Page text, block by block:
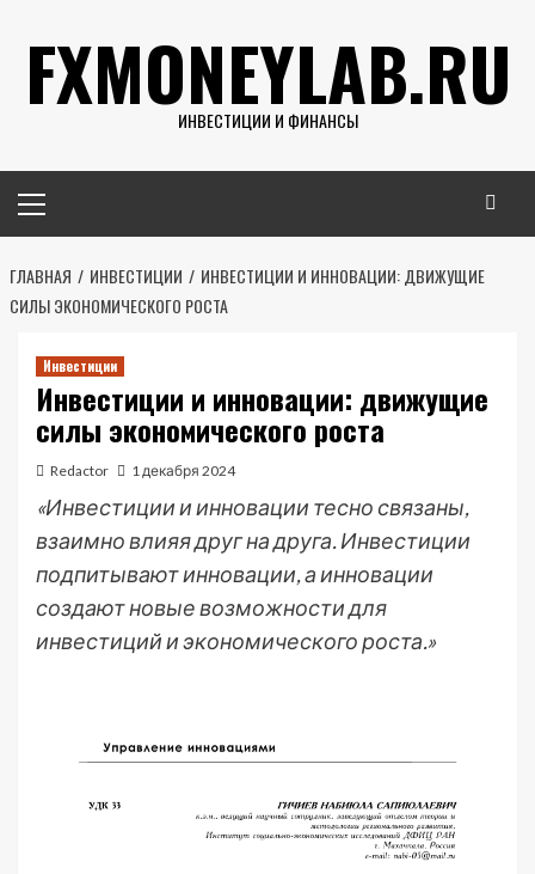
содержимому
FXMONEYLAB.RU
ИНВЕСТИЦИИ И ФИНАНСЫ
меню
ГЛАВНАЯ ИНВЕСТИЦИИ
ИНВЕСТИЦИИ И ИННОВАЦИИ: ДВИЖУЩИЕ
СИЛЫ ЭКОНОМИЧЕСКОГО РОСТА
Инвестиции
Инвестиции и инновации: движущие
силы экономического роста
Redactor 1 декабря 2024
«Инвестиции и инновации тесно связаны,
взаимно влияя друг на друга. Инвестиции
подпитывают инновации, а инновации
создают новые возможности для
инвестиций и экономического роста.»